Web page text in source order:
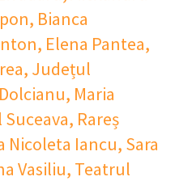
, Bianca
, Elena Pantea,
, Județul
, Maria
, Rareș
Nicoleta Iancu, Sara
Vasiliu, Teatrul